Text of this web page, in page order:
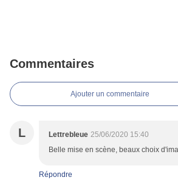
Commentaires
Ajouter un commentaire
L Lettrebleue 25/06/2020 15:40
Belle mise en scène, beaux choix
Répondre